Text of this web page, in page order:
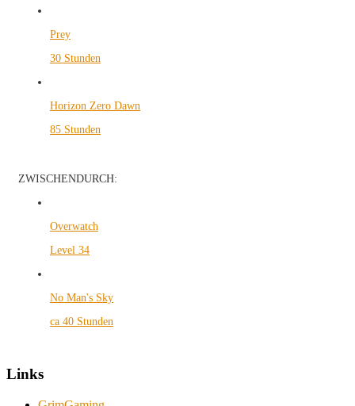
Prey
30 Stunden
Horizon Zero Dawn
85 Stunden
ZWISCHENDURCH:
Overwatch
Level 34
No Man's Sky
ca 40 Stunden
Links